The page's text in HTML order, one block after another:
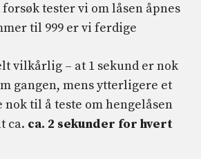
tester vi om låsen åpnes
til 999 er vi ferdige
vilkårlig – at 1 sekund er nok
gangen, mens ytterligere et
til å teste om hengelåsen
ca. ca. 2 sekunder for hvert